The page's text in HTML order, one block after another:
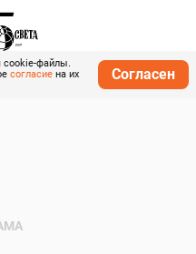
cookie-файлы.
согласие на их
Согласен